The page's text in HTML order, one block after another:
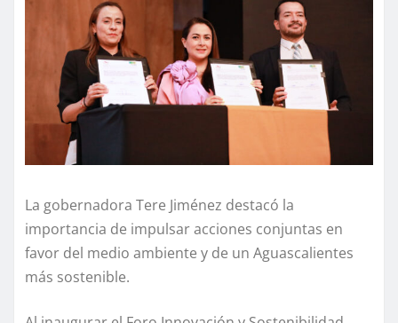
La gobernadora Tere Jiménez destacó la
importancia de impulsar acciones conjuntas en
favor del medio ambiente y de un Aguascalientes
más sostenible.